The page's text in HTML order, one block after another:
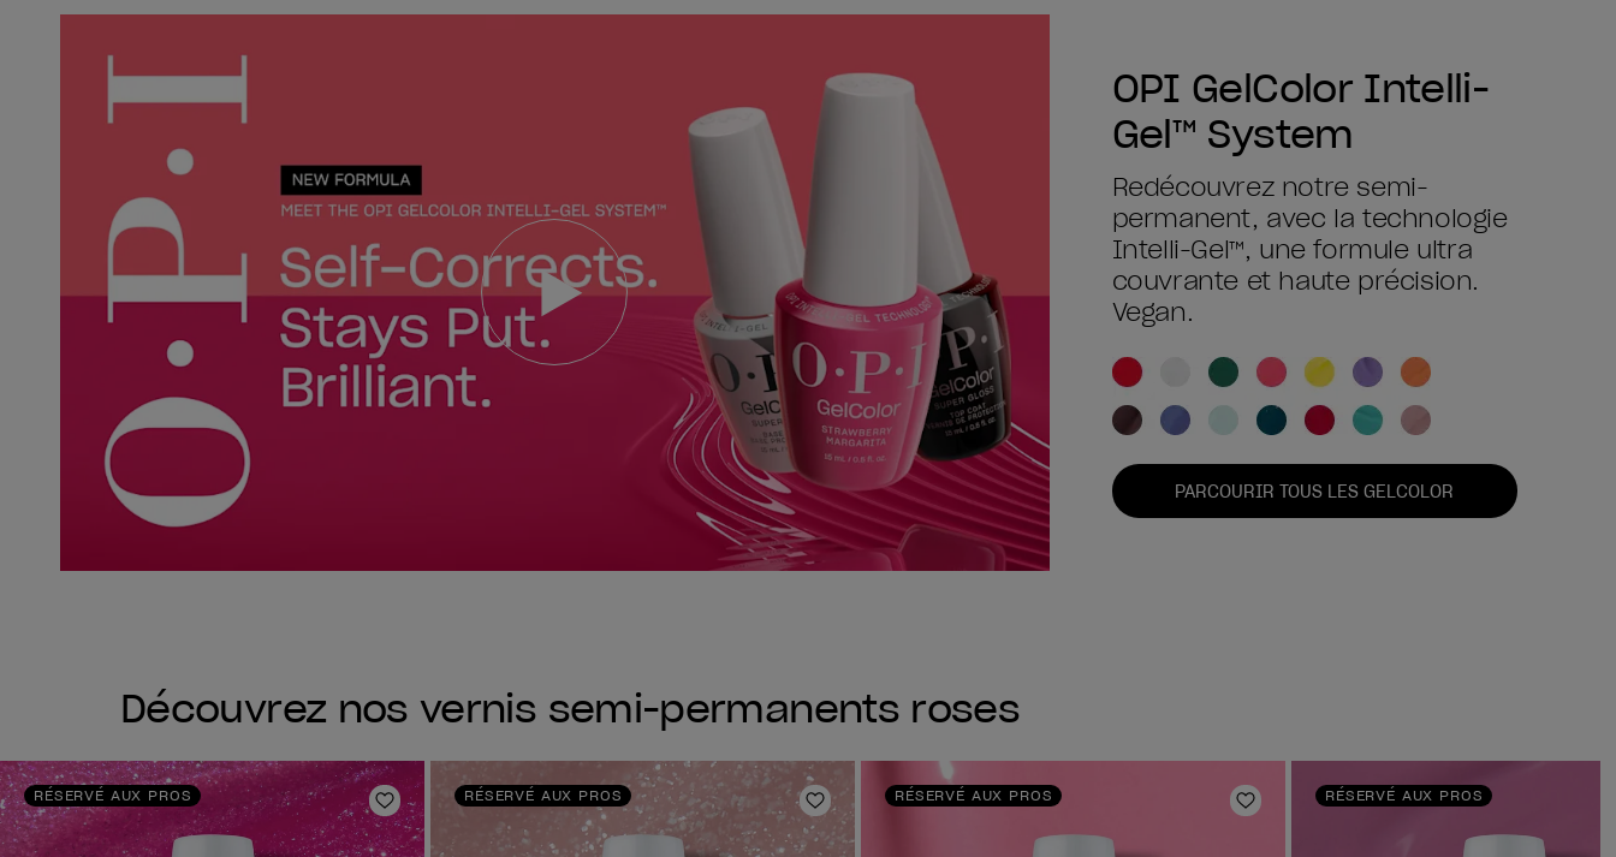
OPI GelColor Intelli-
Gel™ System
Redécouvrez notre semi-
permanent, avec la technologie
Intelli-Gel™, une formule ultra
couvrante et haute précision.
Vegan.
PARCOURIR TOUS LES GELCOLOR
Découvrez nos vernis semi-permanents roses
RÉSERVÉ AUX PROS
Ajouter aux favoris
RÉSERVÉ AUX PROS
Ajouter aux favoris
RÉSERVÉ AUX PROS
Ajouter aux favoris
RÉSERVÉ AUX PROS